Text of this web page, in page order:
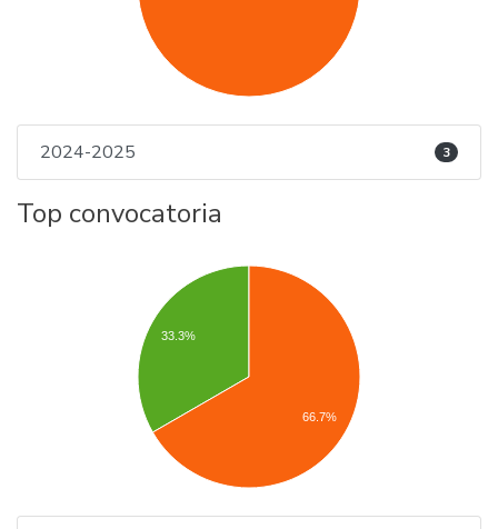
2024-2025 3
Top convocatoria
33.3%
66.7%